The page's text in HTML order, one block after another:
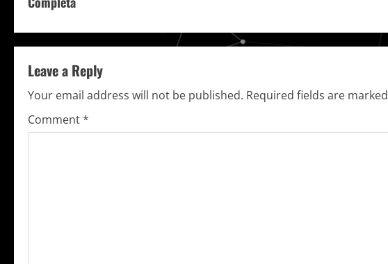
n
t
i
n
u
Leave a Reply
Your email address will not be published. Required fields are marked
Comment*